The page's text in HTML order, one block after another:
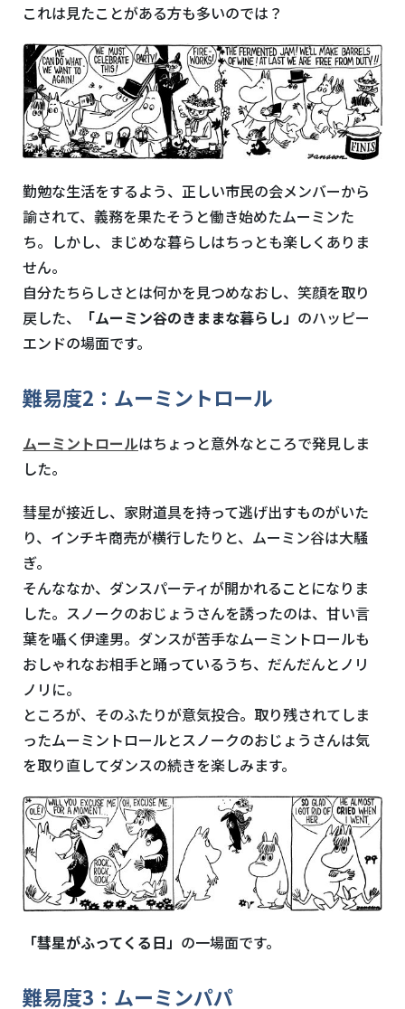
これは見たことがある方も多いのでは？
勤勉な生活をするよう、正しい市民の会メンバーから
諭されて、義務を果たそうと働き始めたムーミンた
ち。しかし、まじめな暮らしはちっとも楽しくありま
せん。
自分たちらしさとは何かを見つめなおし、笑顔を取り
戻した、
「ムーミン谷のきままな暮らし」 のハッピー
エンドの場面です。
難易度2 ：ムーミントロール
ムーミントロールはちょっと意外なところで発見しま
した。
彗星が接近し、家財道具を持って逃げ出すものがいた
り、インチキ商売が横行したりと、ムーミン谷は大騒
ぎ。
そんななか、ダンスパーティが開かれることになりま
した。スノークのおじょうさんを誘ったのは、甘い言
葉を囁く伊達男。ダンスが苦手なムーミントロールも
おしゃれなお相手と踊っているうち、だんだんとノリ
ノリに。
ところが、そのふたりが意気投合。取り残されてしま
ったムーミントロールとスノークのおじょうさんは気
を取り直してダンスの続きを楽しみます。
「彗星がふってくる日」 の一場面です。
難易度3 ：ムーミンパパ